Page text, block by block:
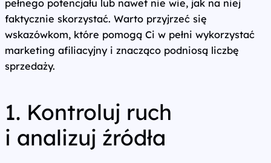
pełnego potencjału lub nawet nie wie, jak na niej
faktycznie skorzystać. Warto przyjrzeć się
wskazówkom, które pomogą Ci w pełni wykorzystać
marketing afiliacyjny i znacząco podniosą liczbę
sprzedaży.
1. Kontroluj ruch
i analizuj źródła